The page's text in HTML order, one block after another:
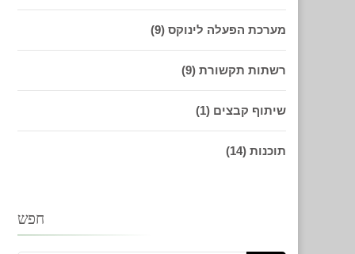
מערכת הפעלה לינוקס (9)
רשתות תקשורת (9)
שיתוף קבצים (1)
תוכנות (14)
חפש